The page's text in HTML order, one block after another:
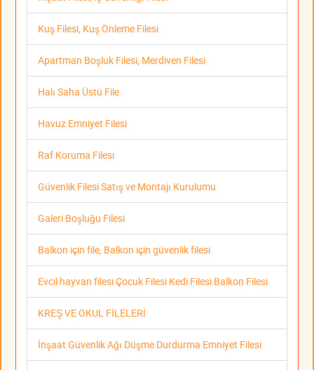
Kuş Filesi, Kuş Önleme Filesi
Apartman Boşluk Filesi, Merdiven Filesi
Halı Saha Üstü File
Havuz Emniyet Filesi
Raf Koruma Filesi
Güvenlik Filesi Satış ve Montajı Kurulumu
Galeri Boşluğu Filesi
Balkon için file, Balkon için güvenlik filesi
Evcil hayvan filesi Çocuk Filesi Kedi Filesi Balkon Filesi
KREŞ VE OKUL FİLELERİ
İnşaat Güvenlik Ağı Düşme Durdurma Emniyet Filesi